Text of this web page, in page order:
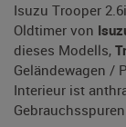
Isuzu Trooper
Oldtimer von
dieses Modells,
Geländewagen /
Interieur ist